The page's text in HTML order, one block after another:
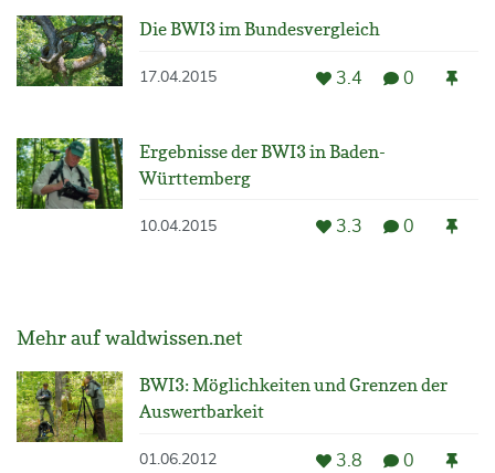
Die BWI3 im Bundesvergleich
17.04.2015 3.4 0
Ergebnisse der BWI3 in Baden-
Württemberg
10.04.2015 3.3 0
Mehr auf waldwissen.net
BWI3: Möglichkeiten und Grenzen der
Auswertbarkeit
01.06.2012 3.8 0